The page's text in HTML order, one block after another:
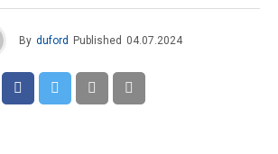
By duford Published 04.07.2024